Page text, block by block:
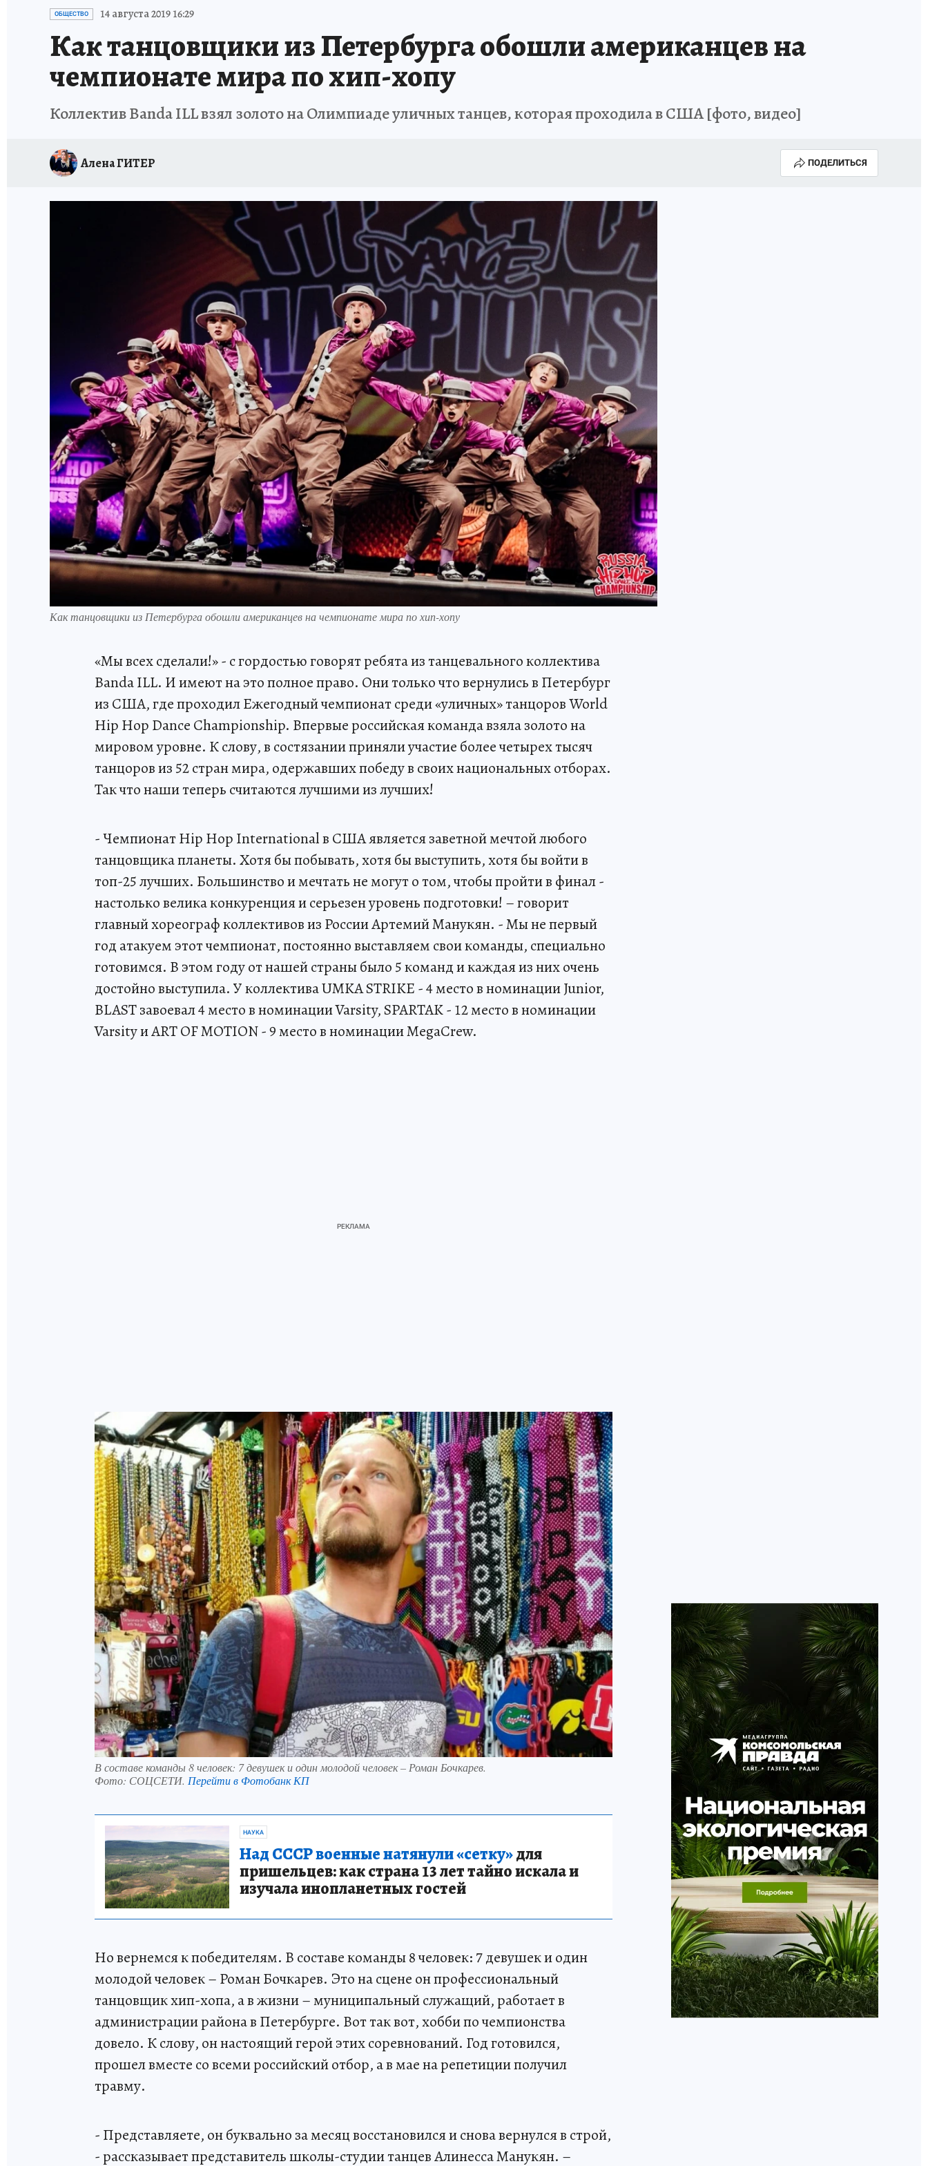
ПЕТЕРБУРГСКАЯ СТРОЙКА
ОБЩЕСТВО 14 августа 2019 16:29
Как танцовщики из Петербурга обошли американцев на
чемпионате мира по хип-хопу
Коллектив Banda ILL взял золото на Олимпиаде уличных танцев, которая проходила в США [фото, видео]
Алена ГИТЕР ПОДЕЛИТЬСЯ
Как танцовщики из Петербурга обошли американцев на чемпионате мира по хип-хопу
«Мы всех сделали!» - с гордостью говорят ребята из танцевального коллектива
Banda ILL. И имеют на это полное право. Они только что вернулись в Петербург
из США, где проходил Ежегодный чемпионат среди «уличных» танцоров World
Hip Hop Dance Championship. Впервые российская команда взяла золото на
мировом уровне. К слову, в состязании приняли участие более четырех тысяч
танцоров из 52 стран мира, одержавших победу в своих национальных отборах.
Так что наши теперь считаются лучшими из лучших!
- Чемпионат Hip Hop International в США является заветной мечтой любого
танцовщика планеты. Хотя бы побывать, хотя бы выступить, хотя бы войти в
топ-25 лучших. Большинство и мечтать не могут о том, чтобы пройти в финал -
настолько велика конкуренция и серьезен уровень подготовки! – говорит
главный хореограф коллективов из России Артемий Манукян. - Мы не первый
год атакуем этот чемпионат, постоянно выставляем свои команды, специально
готовимся. В этом году от нашей страны было 5 команд и каждая из них очень
достойно выступила. У коллектива UMKA STRIKE - 4 место в номинации Junior,
BLAST завоевал 4 место в номинации Varsity, SPARTAK - 12 место в номинации
Varsity и ART OF MOTION - 9 место в номинации MegaCrew.
В составе команды 8 человек: 7 девушек и один молодой человек – Роман Бочкарев.
Фото: СОЦСЕТИ. Перейти в Фотобанк КП
НАУКА
Над СССР военные натянули «сетку»для
пришельцев: как страна 13 лет тайно искала и
изучала инопланетных гостей
Но вернемся к победителям. В составе команды 8 человек: 7 девушек и один
молодой человек – Роман Бочкарев. Это на сцене он профессиональный
танцовщик хип-хопа, а в жизни – муниципальный служащий, работает в
администрации района в Петербурге. Вот так вот, хобби по чемпионства
довело. К слову, он настоящий герой этих соревнований. Год готовился,
прошел вместе со всеми российский отбор, а в мае на репетиции получил
травму.
- Представляете, он буквально за месяц восстановился и снова вернулся в строй,
- рассказывает представитель школы-студии танцев Алинесса Манукян. –